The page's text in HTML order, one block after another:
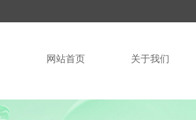
网站首页 关于我们